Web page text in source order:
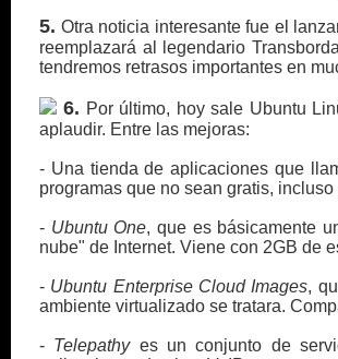
5. Otra noticia interesante fue el
reemplazará al legendario
tendremos retrasos importantes en
6. Por último, hoy sale Ubuntu
aplaudir. Entre las mejoras:
- Una tienda de aplicaciones que
programas que no sean gratis,
- Ubuntu One, que es básicamente
nube" de Internet. Viene con 2GB de
- Ubuntu Enterprise Cloud Images,
ambiente virtualizado se tratara.
- Telepathyes un conjunto de